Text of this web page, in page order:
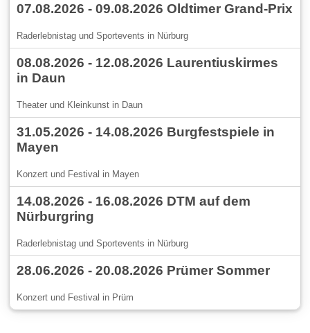
07.08.2026 - 09.08.2026 Oldtimer Grand-Prix
Raderlebnistag und Sportevents in Nürburg
08.08.2026 - 12.08.2026 Laurentiuskirmes
in Daun
Theater und Kleinkunst in Daun
31.05.2026 - 14.08.2026 Burgfestspiele in
Mayen
Konzert und Festival in Mayen
14.08.2026 - 16.08.2026 DTM auf dem
Nürburgring
Raderlebnistag und Sportevents in Nürburg
28.06.2026 - 20.08.2026 Prümer Sommer
Konzert und Festival in Prüm